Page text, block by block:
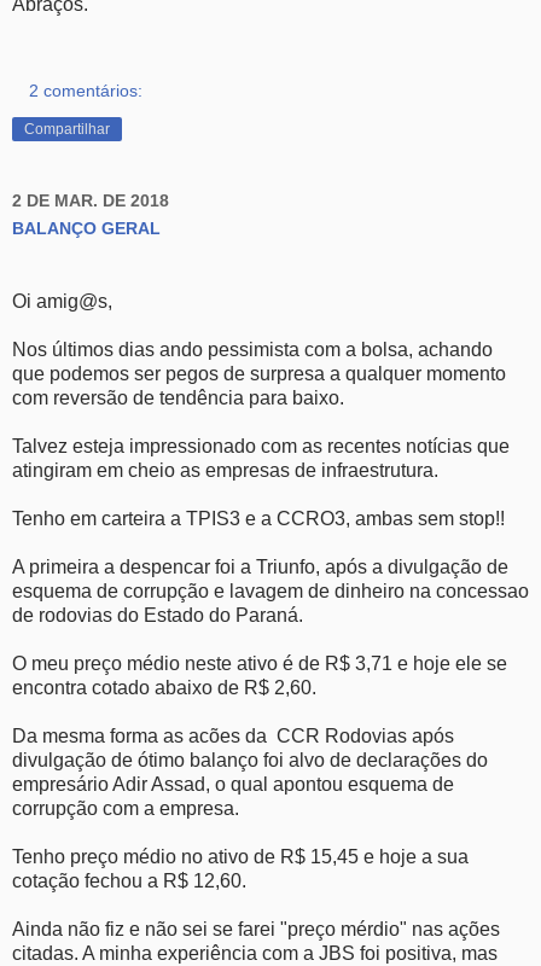
Abraços.
2 comentários:
Compartilhar
2 DE MAR. DE 2018
BALANÇO GERAL
Oi amig@s,
Nos últimos dias ando pessimista com a bolsa, achando
que podemos ser pegos de surpresa a qualquer momento
com reversão de tendência para baixo.
Talvez esteja impressionado com as recentes notícias que
atingiram em cheio as empresas de infraestrutura.
Tenho em carteira a TPIS3 e a CCRO3, ambas sem stop!!
A primeira a despencar foi a Triunfo, após a divulgação de
esquema de corrupção e lavagem de dinheiro na concessao
de rodovias do Estado do Paraná.
O meu preço médio neste ativo é de R$ 3,71 e hoje ele se
encontra cotado abaixo de R$ 2,60.
Da mesma forma as acões da CCR Rodovias após
divulgação de ótimo balanço foi alvo de declarações do
empresário Adir Assad, o qual apontou esquema de
corrupção com a empresa.
Tenho preço médio no ativo de R$ 15,45 e hoje a sua
cotação fechou a R$ 12,60.
Ainda não fiz e não sei se farei "preço mérdio" nas ações
citadas. A minha experiência com a JBS foi positiva, mas